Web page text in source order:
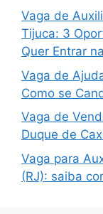
Vaga de
Tijuca: 3
Quer Entrar
Vaga de
Como se
Vaga de
Duque de
Vaga para
(RJ): saiba